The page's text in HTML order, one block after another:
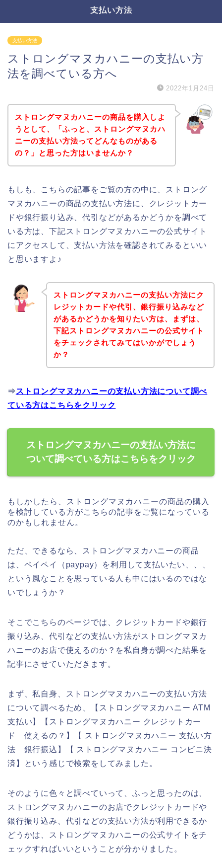
支払い方法
支払い方法
ストロングマヌカハニーの支払い方
法を調べている方へ
2022年1月24日
ストロングマヌカハニーの商品を購入しよ
うとして、「ふっと、ストロングマヌカハ
ニーの支払い方法ってどんなものがある
の？」と思った方はいませんか？
もしも、こちらの記事をご覧の方の中に、ストロング
マヌカハニーの商品の支払い方法に、クレジットカー
ドや銀行振り込み、代引などがあるかどうかを調べて
いる方は、下記ストロングマヌカハニーの公式サイト
にアクセスして、支払い方法を確認されてみるといい
と思いますよ♪
ストロングマヌカハニーの支払い方法にク
レジットカードや代引、銀行振り込みなど
があるかどうかを知りたい方は、まずは、
下記ストロングマヌカハニーの公式サイト
をチェックされてみてはいかがでしょう
か？
⇒ ストロングマヌカハニーの支払い方法について調べ
ている方はこちらをクリック
ストロングマヌカハニーの支払い方法に
ついて調べている方はこちらをクリック
もしかしたら、ストロングマヌカハニーの商品の購入
を検討している方がこちらの記事をご覧になっている
のかもしれません。
ただ、できるなら、ストロングマヌカハニーの商品
は、ペイペイ（paypay）を利用して支払いたい、、、
という風なことを思っている人も中にはいるのではな
いでしょうか？
そこでこちらのページでは、クレジットカードや銀行
振り込み、代引などの支払い方法がストロングマヌカ
ハニーのお店で使えるのか？を私自身が調べた結果を
記事にさせていただきます。
まず、私自身、ストロングマヌカハニーの支払い方法
について調べるため、【ストロングマヌカハニー ATM
支払い】【ストロングマヌカハニー クレジットカー
ド 使えるの？】【 ストロングマヌカハニー 支払い方
法 銀行振込】【 ストロングマヌカハニー コンビニ決
済】という感じで検索をしてみました。
そのように色々と調べていって、ふっと思ったのは、
ストロングマヌカハニーのお店でクレジットカードや
銀行振り込み、代引などの支払い方法が利用できるか
どうかは、ストロングマヌカハニーの公式サイトをチ
ェックすればいいということが分かりました。